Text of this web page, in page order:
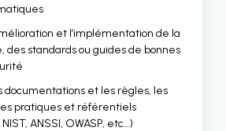
et l’implémentation de la
des standards ou guides de bonnes
documentations et les règles, les
pratiques et référentiels
ANSSI, OWASP, etc…)